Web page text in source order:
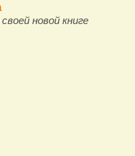
новой книге